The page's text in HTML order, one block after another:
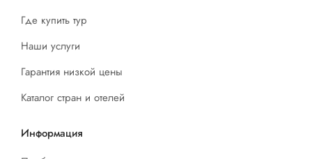
Где купить тур
Наши услуги
Гарантия низкой цены
Каталог стран и отелей
Информация